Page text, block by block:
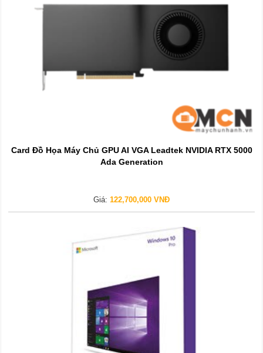
Card Đồ Họa Máy Chủ GPU AI VGA Leadtek NVIDIA RTX 5000
Ada Generation
Giá: 122,700,000 VNĐ